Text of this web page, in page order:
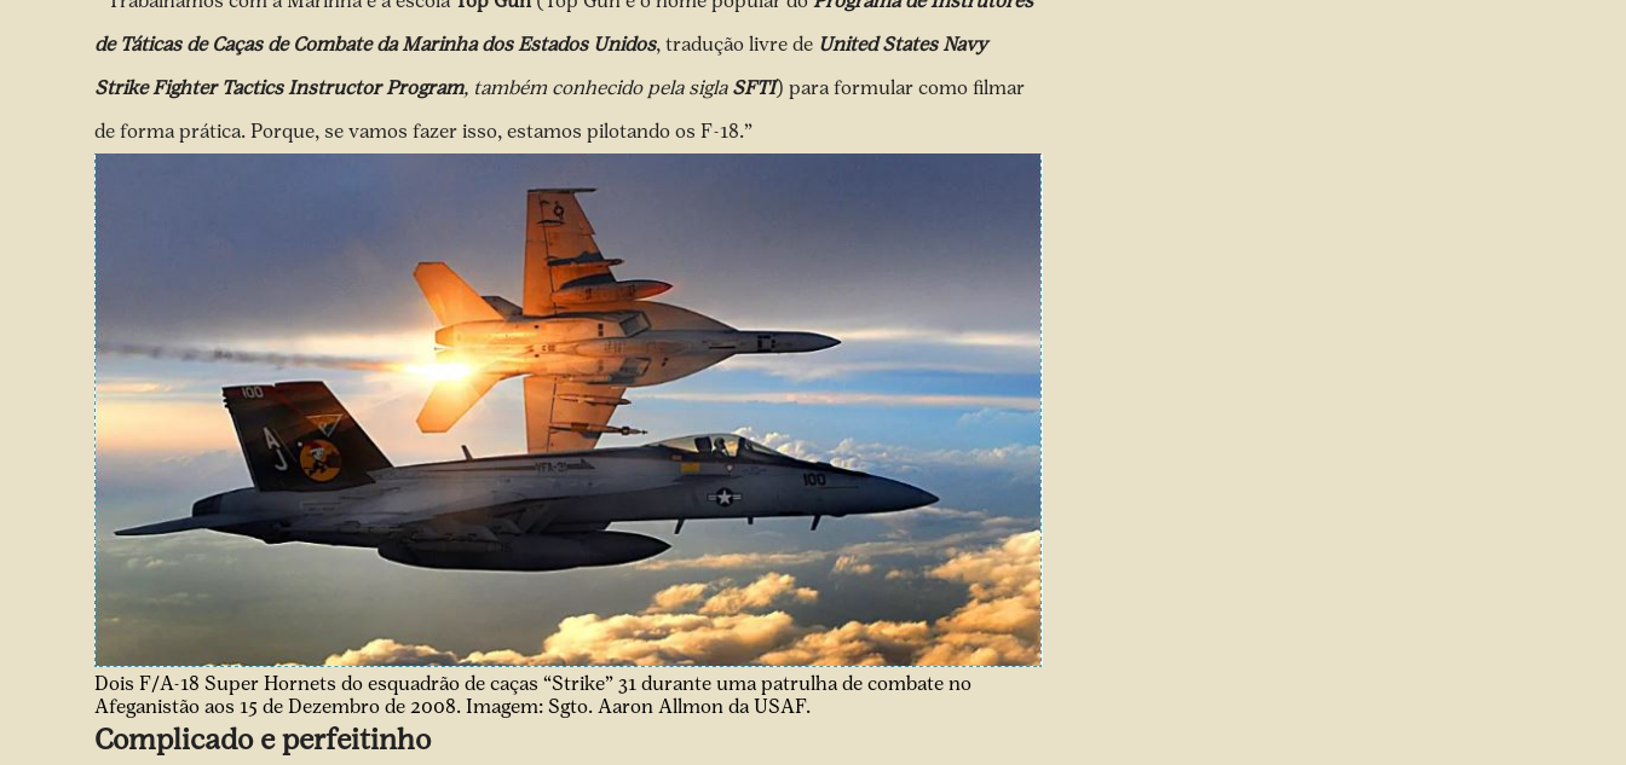
de Táticas de Caças de Combate da Marinha dos Estados Unidos, tradução livre de United States Navy
Strike Fighter Tactics Instructor Program, também conhecido pela sigla SFTI) para formular como filmar
de forma prática. Porque, se vamos fazer isso, estamos pilotando os F-18.”
Dois F/A-18 Super Hornets do esquadrão de caças “Strike” 31 durante uma patrulha de combate no
Afeganistão aos 15 de Dezembro de 2008. Imagem: Sgto. Aaron Allmon da USAF.
Complicado e perfeitinho